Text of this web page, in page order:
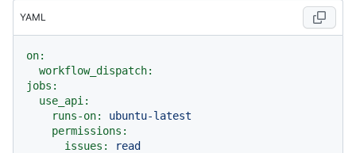
YAML
on:
workflow_dispatch:
jobs:
use_api:
runs-on:
ubuntu-latest
permissions:
issues:
read